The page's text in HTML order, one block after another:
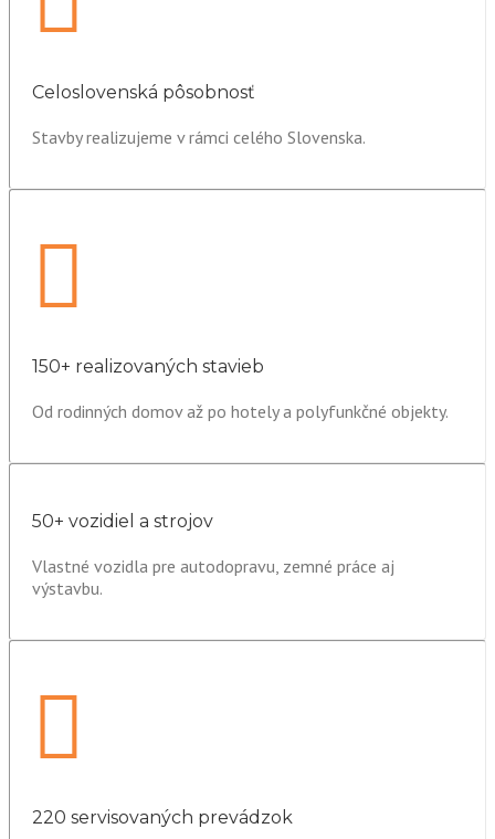
Celoslovenská pôsobnosť
Stavby realizujeme v rámci celého Slovenska.
150+ realizovaných stavieb
Od rodinných domov až po hotely a polyfunkčné objekty.
50+ vozidiel a strojov
Vlastné vozidla pre autodopravu, zemné práce aj
výstavbu.
220 servisovaných prevádzok